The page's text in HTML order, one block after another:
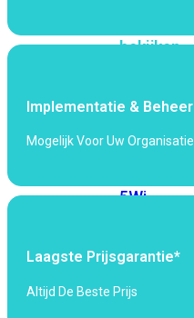
bekijken
Fi
5Wi-
Fi
Fi
Implementatie & Beheer
Mogelijk Voor Uw Organisatie
Laagste Prijsgarantie*
Altijd De Beste Prijs